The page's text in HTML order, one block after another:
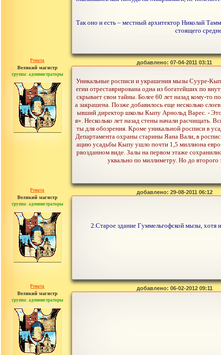
Так оно и есть – местный архитектор Николай
стоящего
Рената
Великий магистр
группа: администраторы
сообщений: 30442
добавлено: 07-04-2011 03:11
Уникальные росписи и украшения мызы Сууре-
егии отреставрирована одна из богатейших по
скрывает свои тайны. Более 60 лет назад кому-то
а закрашена. Позже добавилось еще несколько
ывший директор школы Кыпу Арнольд Варес. - Это
я». Несколько лет назад стены начали расчищать.
ты для обозрения. Кроме уникальной росписи в
Департамента охраны старины Яана Вали, в
ацию усадьбы Кыпу ушло почти 1,5 миллиона
рвозданном виде. Залы на первом этаже
уквально по миллиметру. Но до
Рената
Великий магистр
группа: администраторы
сообщений: 30442
добавлено: 29-08-2011 06:12
2.Старое здание Гуммельгофской мызы, хотя
Рената
Великий магистр
группа: администраторы
сообщений: 30442
добавлено: 06-02-2012 09:11